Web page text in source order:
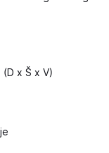
x Š x V)